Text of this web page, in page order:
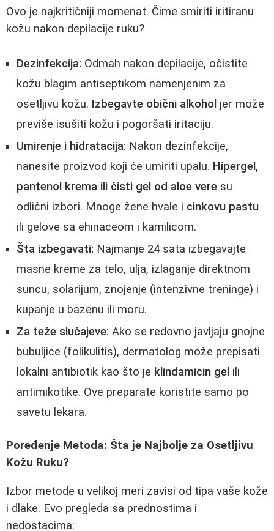
Ovo je najkritičniji momenat. Čime smiriti iritiranu
kožu nakon depilacije ruku?
Dezinfekcija: Odmah nakon depilacije, očistite
kožu blagim antiseptikom namenjenim za
osetljivu kožu. Izbegavte obični alkohol jer može
previše isušiti kožu i pogoršati iritaciju.
Umirenje i hidratacija: Nakon dezinfekcije,
nanesite proizvod koji će umiriti upalu. Hipergel,
pantenol krema ili čisti gel od aloe vere su
odlični izbori. Mnoge žene hvale i cinkovu pastu
ili gelove sa ehinaceom i kamilicom.
Šta izbegavati: Najmanje 24 sata izbegavajte
masne kreme za telo, ulja, izlaganje direktnom
suncu, solarijum, znojenje (intenzivne treninge) i
kupanje u bazenu ili moru.
Za teže slučajeve: Ako se redovno javljaju gnojne
bubuljice (folikulitis), dermatolog može prepisati
lokalni antibiotik kao što je klindamicin gel ili
antimikotike. Ove preparate koristite samo po
savetu lekara.
Poređenje Metoda: Šta je Najbolje za Osetljivu
Kožu Ruku?
Izbor metode u velikoj meri zavisi od tipa vaše kože
i dlake. Evo pregleda sa prednostima i
nedostacima: